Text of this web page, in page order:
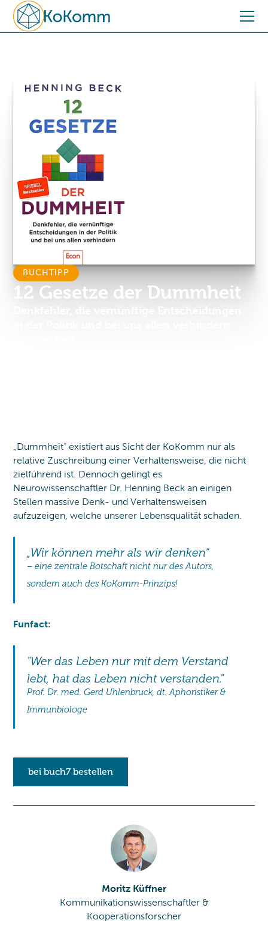
BUCHTIPP
12 Gesetze der Dummheit
„Dummheit“ existiert aus Sicht der KoKomm nur als
relative Zuschreibung einer Verhaltensweise, die nicht
zielführend ist. Dennoch gelingt es
Neurowissenschaftler Dr. Henning Beck an einigen
Stellen massive Denk- und Verhaltensweisen
aufzuzeigen, welche unserer Lebensqualität schaden.
„Wir können mehr als wir denken“
– eine zentrale Botschaft nicht nur des Autors,
sondern auch des KoKomm-Prinzips!
Funfact:
"Wer das Leben nur mit dem Verstand
lebt, hat das Leben nicht verstanden."
Prof. Dr. med. Gerd Uhlenbruck, dt. Aphoristiker &
Immunbiologe
bei buch7 bestellen
Moritz Küffner
Kommunikationswissenschaftler &
Kooperationsforscher